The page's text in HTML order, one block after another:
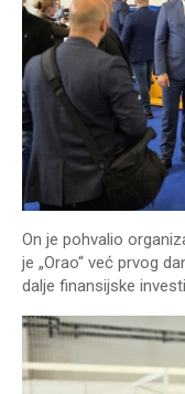
On je pohvalio
je „Orao“ već prvog
dalje finansijske